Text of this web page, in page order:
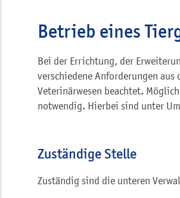
Betrieb eines
Bei der Errichtung, der
verschiedene Anforderungen aus
Veterinärwesen beachtet.
notwendig. Hierbei sind unter
Zuständige Stelle
Zuständig sind die unteren